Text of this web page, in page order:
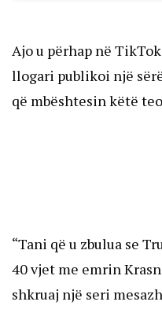
Ajo u përhap në
llogari publikoi një
që mbështesin këtë
“Tani që u zbulua se
40 vjet me emrin
shkruaj një seri